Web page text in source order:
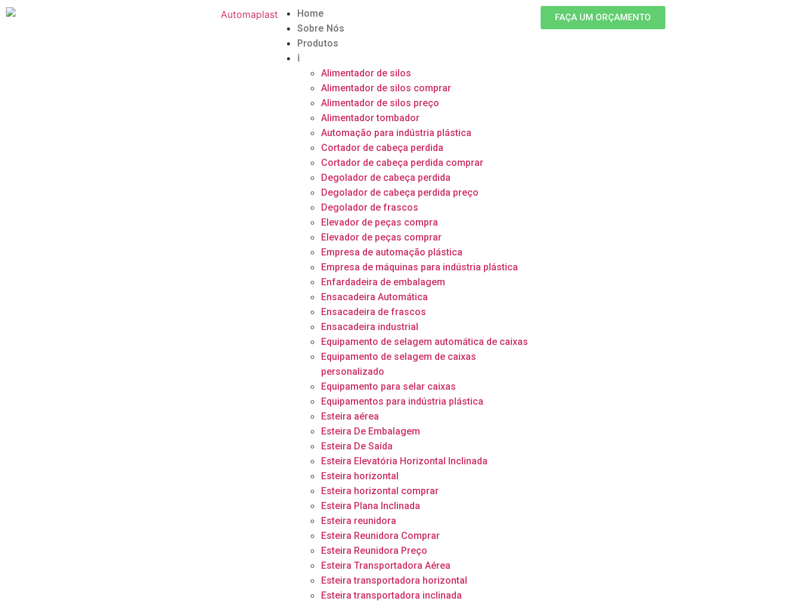
Home
Sobre Nós
Produtos
ℹ
Alimentador de silos
Alimentador de silos comprar
Alimentador de silos preço
Alimentador tombador
Automação para indústria plástica
Cortador de cabeça perdida
Cortador de cabeça perdida comprar
Degolador de cabeça perdida
Degolador de cabeça perdida preço
Degolador de frascos
Elevador de peças compra
Elevador de peças comprar
Empresa de automação plástica
Empresa de máquinas para indústria plástica
Enfardadeira de embalagem
Ensacadeira Automática
Ensacadeira de frascos
Ensacadeira industrial
Equipamento de selagem automática de caixas
Equipamento de selagem de caixas
personalizado
Equipamento para selar caixas
Equipamentos para indústria plástica
Esteira aérea
Esteira De Embalagem
Esteira De Saída
Esteira Elevatória Horizontal Inclinada
Esteira horizontal
Esteira horizontal comprar
Esteira Plana Inclinada
Esteira reunidora
Esteira Reunidora Comprar
Esteira Reunidora Preço
Esteira Transportadora Aérea
Esteira transportadora horizontal
Esteira transportadora inclinada
FAÇA UM ORÇAMENTO